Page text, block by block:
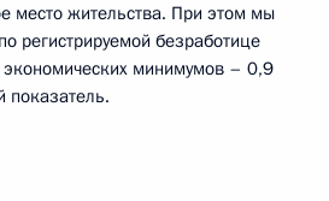
место жительства. При этом мы
регистрируемой безработице
экономических минимумов – 0,9
показатель.